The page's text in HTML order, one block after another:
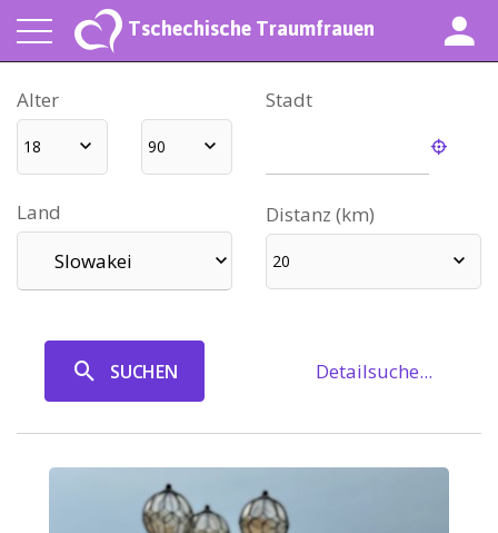
Tschechische Traumfrauen
Alter
18 90
Stadt
Land
Slowakei
Distanz (km)
20
SUCHEN Detailsuche...